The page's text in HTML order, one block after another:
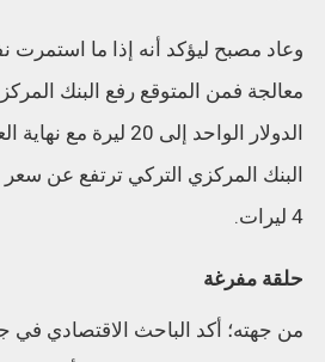
وعاد مصبح ليؤكد أنه إذا ما
معالجة فمن المتوقع رفع البنك
الدولار الواحد إلى 20
4 ليرات.
حلقة مفرغة
من جهته؛ أكد الباحث الاقتصادي في